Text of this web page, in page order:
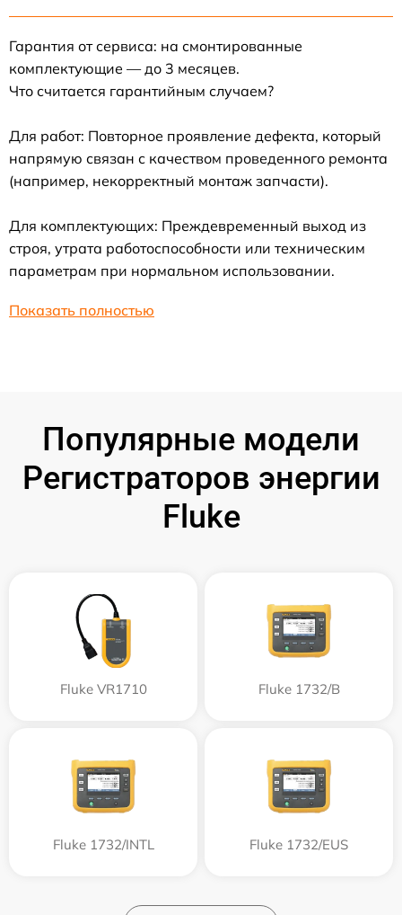
Гарантия от сервиса: на смонтированные
комплектующие — до 3 месяцев.
Что считается гарантийным случаем?
Для работ: Повторное проявление дефекта, который
напрямую связан с качеством проведенного ремонта
(например, некорректный монтаж запчасти).
Для комплектующих: Преждевременный выход из
строя, утрата работоспособности или техническим
параметрам при нормальном использовании.
Показать полностью
Популярные модели
Регистраторов энергии
Fluke
Fluke VR1710 Fluke 1732/B
Fluke 1732/INTL Fluke 1732/EUS